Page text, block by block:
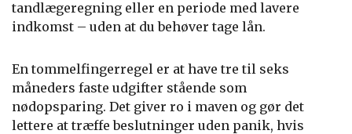
tandlægeregning eller en periode med lavere
indkomst – uden at du behøver tage lån.
En tommelfingerregel er at have tre til seks
måneders faste udgifter stående som
nødopsparing. Det giver ro i maven og gør det
lettere at træffe beslutninger uden panik, hvis